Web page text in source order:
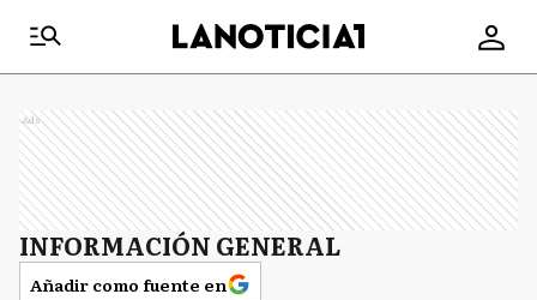
Ads
INFORMACIÓN GENERAL
Añadir como fuente en